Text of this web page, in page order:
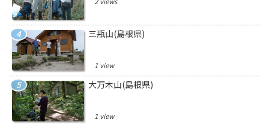
三瓶山(島根県)
1 view
大万木山(島根県)
1 view